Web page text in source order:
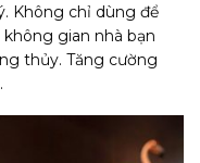
Không chỉ dùng để
gian nhà bạn
thủy. Tăng cường